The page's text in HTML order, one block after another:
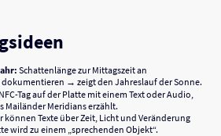
Schattenlänge zur Mittagszeit an
dokumentieren → zeigt den Jahreslauf der Sonne.
NFC-Tag auf der Platte mit einem Text oder Audio,
Mailänder Meridians erzählt.
können Texte über Zeit, Licht und Veränderung
wird zu einem „sprechenden Objekt“.